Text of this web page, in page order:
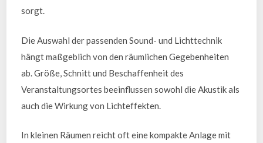
sorgt.
Die Auswahl der passenden Sound- und Lichttechnik
hängt maßgeblich von den räumlichen Gegebenheiten
ab. Größe, Schnitt und Beschaffenheit des
Veranstaltungsortes beeinflussen sowohl die Akustik als
auch die Wirkung von Lichteffekten.
In kleinen Räumen reicht oft eine kompakte Anlage mit